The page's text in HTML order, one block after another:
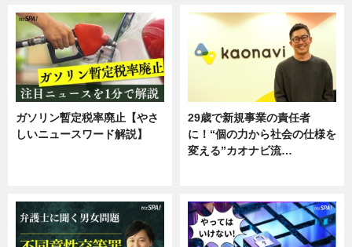
ガソリン暫定税率廃止【やさ
しいニュースワード解説】
29歳で新規事業の責任者
に！“個の力から社会の仕様を
変える”カオナビ流…